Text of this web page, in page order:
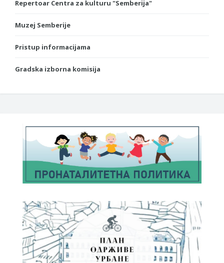
Repertoar Centra za kulturu "Semberija"
Muzej Semberije
Pristup informacijama
Gradska izborna komisija